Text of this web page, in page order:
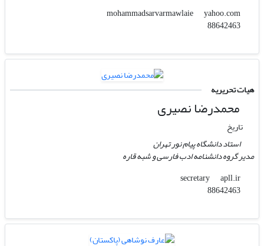
mohammadsarvarmawlaie
yahoo.com
88642463
هیات تحریریه
محمدرضا نصیری
تاریخ
استاد دانشگاه پیام نور تهران
مدیر گروه دانشنامه ادب فارسی و شبه قاره
secretary
apll.ir
88642463